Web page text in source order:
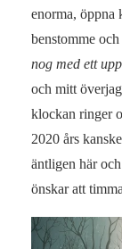
enorma, öppna
benstomme
nog med ett
och mitt
klockan ringer
2020 års
äntligen här
önskar att